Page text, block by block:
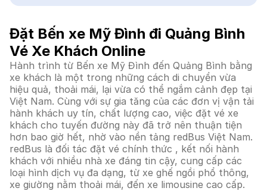
Đặt Bến xe Mỹ Đình đi Quảng Bình
Vé Xe Khách Online
Hành trình từ Bến xe Mỹ Đình đến Quảng Bình bằng
xe khách là một trong những cách di chuyển vừa
hiệu quả, thoải mái, lại vừa có thể ngắm cảnh đẹp tại
Việt Nam. Cùng với sự gia tăng của các đơn vị vận tải
hành khách uy tín, chất lượng cao, việc đặt vé xe
khách cho tuyến đường này đã trở nên thuận tiện
hơn bao giờ hết, nhờ vào nền tảng redBus Việt Nam.
redBus là đối tác đặt vé chính thức , kết nối hành
khách với nhiều nhà xe đáng tin cậy, cung cấp các
loại hình dịch vụ đa dạng, từ xe ghế ngồi phổ thông,
xe giường nằm thoải mái, đến xe limousine cao cấp.